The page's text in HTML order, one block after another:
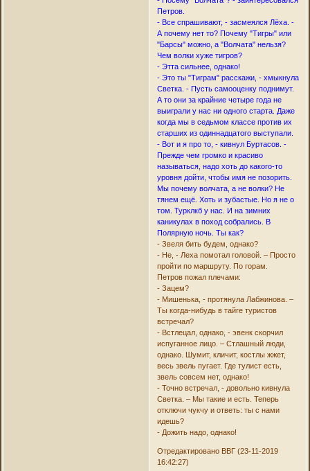
Петров.
- Все спрашивают, - засмеялся Лёха. -
А почему нет то? Почему "Тигры" или
"Барсы" можно, а "Волчата" нельзя?
Чем волки хуже тигров?
- Этта сильнее, однако!
- Это ты "Тиграм" расскажи, - хмыкнула
Светка. - Пусть самооценку поднимут.
А то они за крайние четыре года не
выиграли у нас ни одного старта. Даже
когда мы в седьмом классе против их
старших из одиннадцатого выступали.
- Вот и я про то, - кивнул Буртасов. -
Прежде чем громко и красиво
называться, надо хоть до какого-то
уровня дойти, чтобы имя не позорить.
Мы почему волчата, а не волки? Не
тянем ещё. Хоть и зубастые. Но я не о
том. Турклкб у нас. И на зимних
каникулах в поход собрались. В
Полярную ночь. Ты как?
- Звеля бить будем, однако?
- Не, - Леха помотал головой. – Просто
пройти по маршруту. По горам.
Петров пожал плечами:
- Зацем?
- Мишенька, - протянула Лабжинова. –
Ты когда-нибудь в тайге туристов
встречал?
- Встлецал, однако, - эвенк скорчил
испуганное лицо. – Стлашный люди,
однако. Шумит, кличит, костлы жжет,
весь звель пугает. Где тулист есть,
звель совсем нет, однако!
- Точно встречал, - довольно кивнула
Светка. – Мы такие и есть. Теперь
отключи чукчу и ответь: ты с нами
идешь?
- Дожить надо, однако!
Отредактировано ВВГ (23-11-2019
16:42:27)